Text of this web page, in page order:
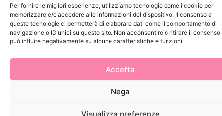
Per fornire le migliori esperienze, utilizziamo tecnologie come i cookie per
memorizzare e/o accedere alle informazioni del dispositivo. Il consenso a
queste tecnologie ci permetterà di elaborare dati come il comportamento di
navigazione o ID unici su questo sito. Non acconsentire o ritirare il consenso
può influire negativamente su alcune caratteristiche e funzioni.
Accetta
Nega
Visualizza preferenze
2025 Delì |Privacy Policy|Cookie Policy| Made with byJenny
Mina